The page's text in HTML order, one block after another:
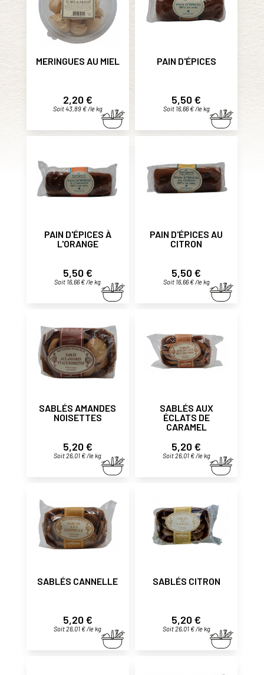
MERINGUES AU MIEL
Prix
2,20 €
Soit 43,89 € /le kg
PAIN D'ÉPICES
Prix
5,50 €
Soit 16,66 € /le kg
PAIN D'ÉPICES À
L'ORANGE
Prix
5,50 €
Soit 16,66 € /le kg
PAIN D'ÉPICES AU
CITRON
Prix
5,50 €
Soit 16,66 € /le kg
SABLÉS AMANDES
NOISETTES
Prix
5,20 €
Soit 26,01 € /le kg
SABLÉS AUX
ÉCLATS DE
CARAMEL
Prix
5,20 €
Soit 26,01 € /le kg
SABLÉS CANNELLE
Prix
5,20 €
Soit 26,01 € /le kg
SABLÉS CITRON
Prix
5,20 €
Soit 26,01 € /le kg